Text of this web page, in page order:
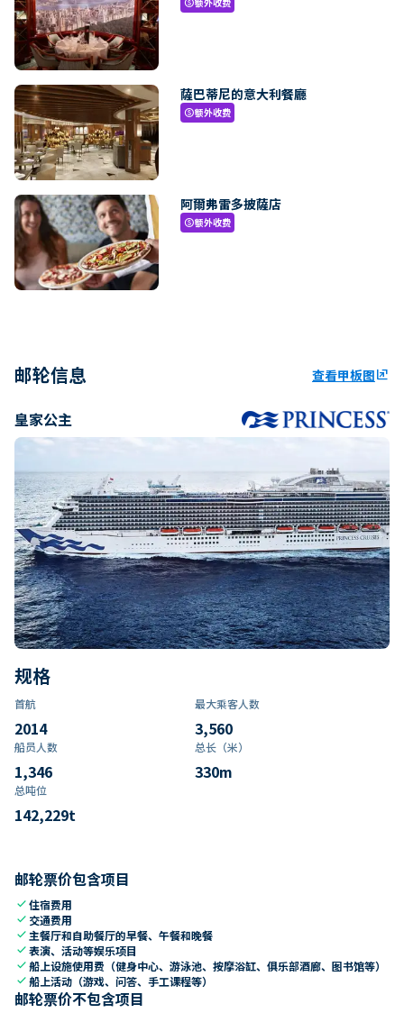
paid
薩巴蒂尼的意大利餐廳
paid额外收费
阿爾弗雷多披薩店
paid额外收费
邮轮信息 查看甲板图ungroup
皇家公主
规格
首航
2014
最大乘客人数
3,560
船员人数
1,346
总长（米）
330m
总吨位
142,229t
邮轮票价包含项目
check住宿费用
check 交通费用
check 主餐厅和自助餐厅的早餐、午餐和晚餐
check表演、活动等娱乐项目
check船上设施使用费（健身中心、游泳池、按摩浴缸、俱乐部酒廊、图书馆等）
check船上活动（游戏、问答、手工课程等）
邮轮票价不包含项目